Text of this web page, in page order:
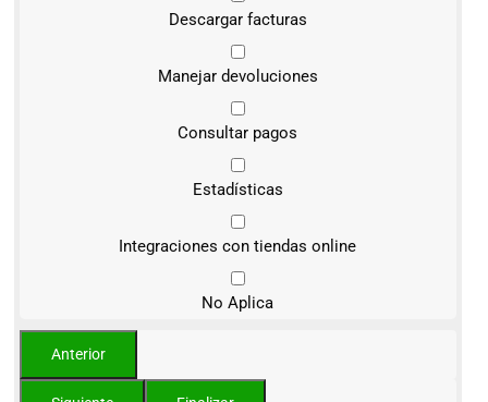
Descargar facturas
Manejar devoluciones
Consultar pagos
Estadísticas
Integraciones con tiendas online
No Aplica